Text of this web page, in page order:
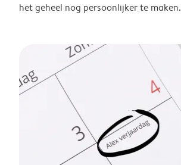
het geheel nog persoonlijker te maken.